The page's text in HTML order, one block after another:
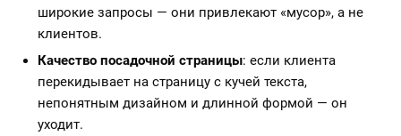
широкие запросы — они привлекают «мусор», а не
клиентов.
Качество посадочной страницы: если клиента
перекидывает на страницу с кучей текста,
непонятным дизайном и длинной формой — он
уходит.